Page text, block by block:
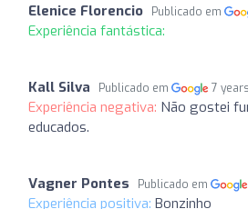
Elenice Florencio Publicado em
Experiência fantástica:
Kall Silva Publicado em 7
Experiência negativa: Não gostei
educados.
Vagner Pontes Publicado em
Experiência positiva: Bonzinho